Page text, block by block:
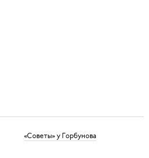
«Советы» у Горбунова